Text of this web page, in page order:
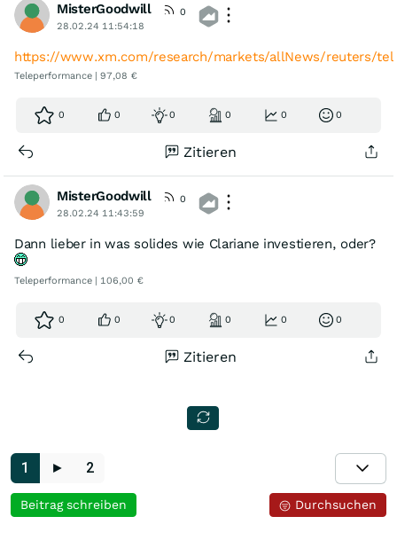
MisterGoodwill
0
28.02.24 11:54:18
https://www.xm.com/research/markets/allNews/reuters/
Teleperformance | 97,08 €
0 0 0 0 0 0
Zitieren
MisterGoodwill
0
28.02.24 11:43:59
Dann lieber in was solides wie Clariane investieren, oder?
Teleperformance | 106,00 €
0 0 0 0 0 0
Zitieren
1 ► 2
Durchsuchen
Beitrag schreiben